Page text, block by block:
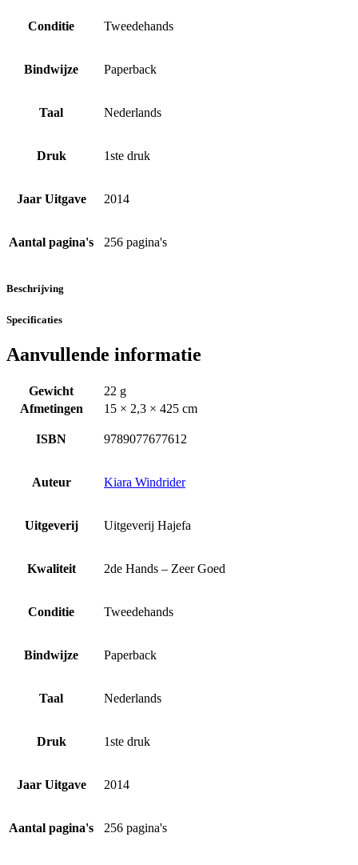
Conditie Tweedehands
Bindwijze Paperback
Taal Nederlands
Druk 1ste druk
Jaar Uitgave 2014
Aantal pagina's 256 pagina's
Beschrijving
Specificaties
Aanvullende informatie
Gewicht
22 g
Afmetingen
15 × 2,3 × 425 cm
ISBN 9789077677612
Auteur Kiara Windrider
Uitgeverij Uitgeverij Hajefa
Kwaliteit 2de Hands – Zeer Goed
Conditie Tweedehands
Bindwijze Paperback
Taal Nederlands
Druk 1ste druk
Jaar Uitgave 2014
Aantal pagina's 256 pagina's